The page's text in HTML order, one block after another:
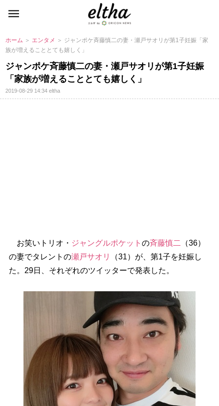
ホーム ＞ エンタメ ＞ ジャンポケ斉藤慎二の妻・瀬戸サオリが第1子妊娠「家
族が増えることとても嬉しく」
ジャンポケ斉藤慎二の妻・瀬戸サオリが第1子妊娠
「家族が増えることとても嬉しく」
2019-08-29 14:34eltha
お笑いトリオ・ ジャングルポケット の斉藤慎二
（36）
の妻でタレントの瀬戸サオリ
（31）が、第1子を妊娠し
た。29日、それぞれのツイッターで発表した。